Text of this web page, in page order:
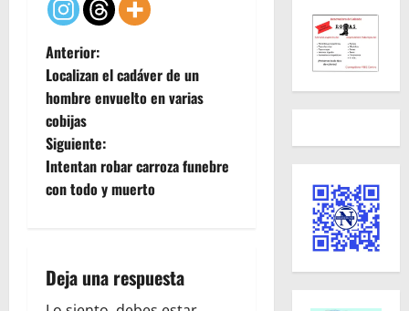
N
a
v
e
c
Anterior:
Localizan el cadáver de un
hombre envuelto en varias
cobijas
Siguiente:
Intentan robar carroza funebre
con todo y muerto
Deja una respuesta